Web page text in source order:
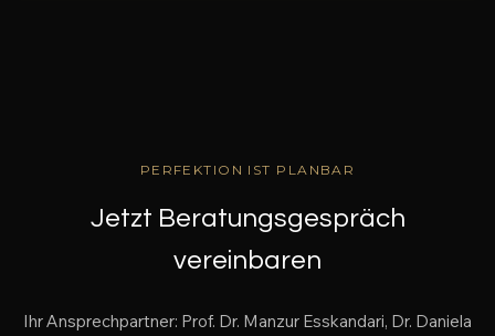
PERFEKTION IST PLANBAR
Jetzt Beratungsgespräch
vereinbaren
Ihr Ansprechpartner: Prof. Dr. Manzur Esskandari, Dr. Daniela